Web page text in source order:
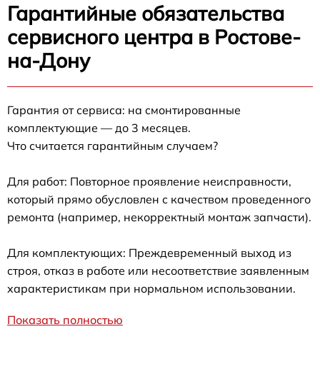
Гарантийные обязательства
сервисного центра в Ростове-
на-Дону
Гарантия от сервиса: на смонтированные
комплектующие — до 3 месяцев.
Что считается гарантийным случаем?
Для работ: Повторное проявление неисправности,
который прямо обусловлен с качеством проведенного
ремонта (например, некорректный монтаж запчасти).
Для комплектующих: Преждевременный выход из
строя, отказ в работе или несоответствие заявленным
характеристикам при нормальном использовании.
Показать полностью